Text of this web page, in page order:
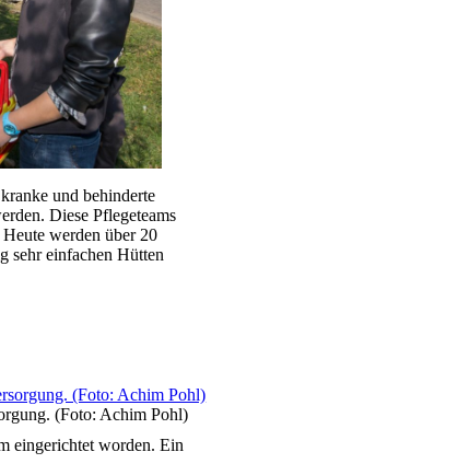
und behinderte
Diese Pflegeteams
werden über 20
sehr einfachen Hütten
(Foto: Achim Pohl)
eingerichtet worden. Ein